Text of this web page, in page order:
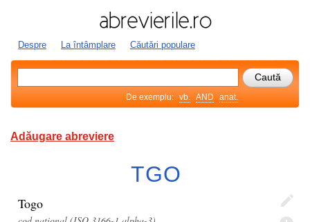
Despre La întâmplare Căutări populare
De exemplu: vb. AND anat.
Adăugare abreviere
TGO
Togo